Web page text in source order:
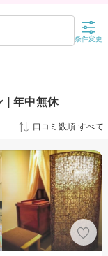
条件変更
| 年中無休
口コミ数順:すべて